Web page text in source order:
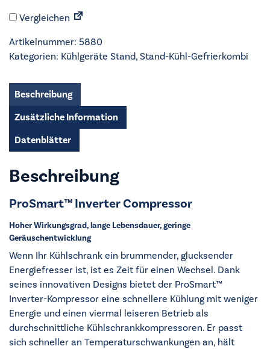
Stand-
Gefrierkombi
-
99700
Menge
Vergleichen
Artikelnummer: 5880
Kategorien: Kühlgeräte Stand, Stand-Kühl-Gefrierkombi
Beschreibung
Zusätzliche Information
Datenblätter
Beschreibung
ProSmart™ Inverter Compressor
Hoher Wirkungsgrad, lange Lebensdauer, geringe
Geräuschentwicklung
Wenn Ihr Kühlschrank ein brummender, glucksender
Energiefresser ist, ist es Zeit für einen Wechsel. Dank
seines innovativen Designs bietet der ProSmart™
Inverter-Kompressor eine schnellere Kühlung mit weniger
Energie und einen viermal leiseren Betrieb als
durchschnittliche Kühlschrankkompressoren. Er passt
sich schneller an Temperaturschwankungen an, hält